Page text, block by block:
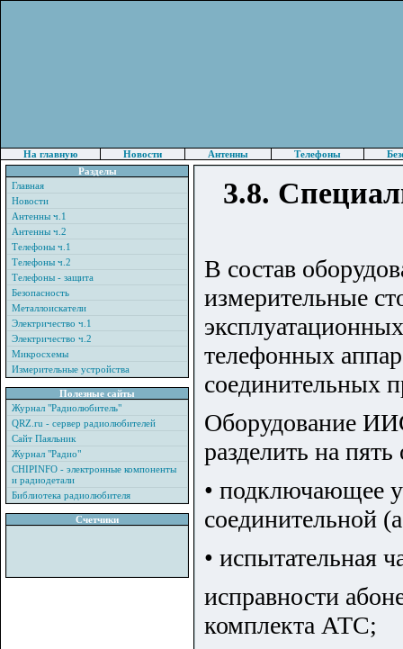
На главную Новости Антенны Телефоны
Разделы
Главная
Новости
Антенны ч.1
Антенны ч.2
Телефоны ч.1
Телефоны ч.2
Телефоны - защита
Безопасность
Металлоискатели
Электричество ч.1
Электричество ч.2
Микросхемы
Измерительные устройства
Полезные сайты
Журнал "Радиолюбитель"
QRZ.ru - сервер радиолюбителей
Сайт Паяльник
Журнал "Радио"
CHIPINFO - электронные компоненты
и радиодетали
Библиотека радиолюбителя
Счетчики
3.8.
В состав
измерительные
телефонных
соединительных
Оборудование
разделить на
• подключающее
соединительной
• испытательная
исправности
комплекта АТС;